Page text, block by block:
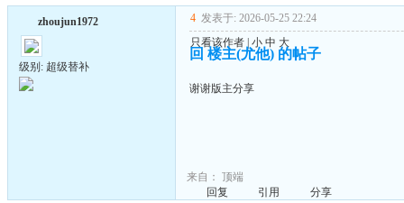
zhoujun1972
级别: 超级替补
4 发表于: 2026-05-25 22:24
只看该作者 小 中 大
回 楼主(尤他) 的帖子
谢谢版主分享
来自： 顶端
回复
引用 分享